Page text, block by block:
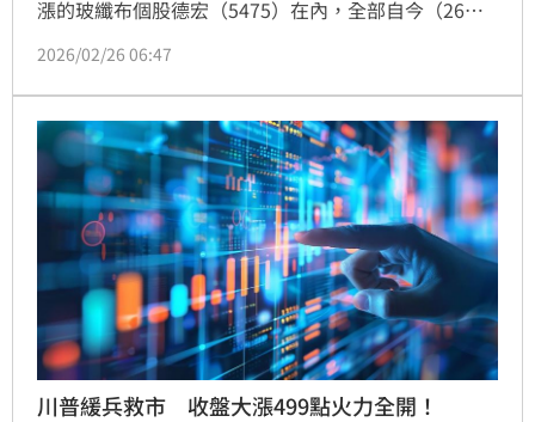
漲的玻纖布個股德宏（5475）在內，全部自今（26）
日內已有處置紀錄，明起分盤交易改為20分鐘撮合一
（6716）、雅特力-KY（6907）、威寶（7744）則採5
分鐘撮合制。主管機關此舉是為了降溫過熱股價，短線
資金操作難度將明顯提高。
2026/02/26 06:47
川普緩兵救市 收盤大漲499點火力全開！